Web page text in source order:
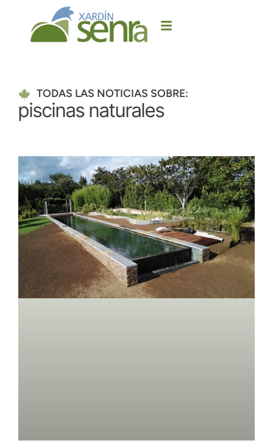
TODAS LAS NOTICIAS SOBRE:
piscinas naturales